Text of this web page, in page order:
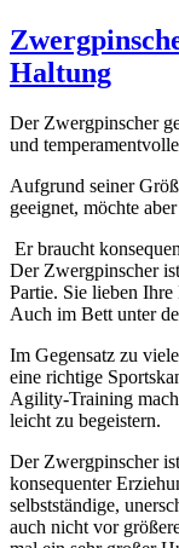
Haltung
Der Zwergpinscher
und
Aufgrund seiner
geeignet, möchte
Er braucht
Der Zwergpinscher
Partie. Sie lieben
Auch im Bett unter
Im Gegensatz zu
eine richtige
Agility-Training
leicht zu begeistern.
Der Zwergpinscher
konsequenter
selbstständige,
auch nicht vor